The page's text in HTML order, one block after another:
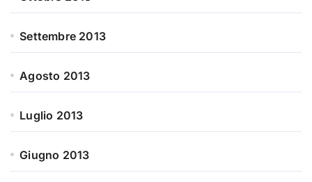
Settembre 2013
Agosto 2013
Luglio 2013
Giugno 2013